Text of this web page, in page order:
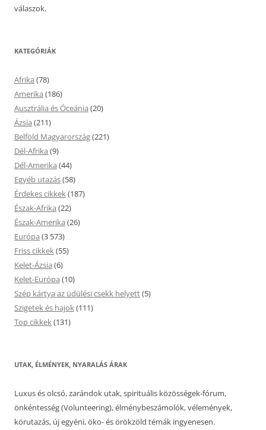
válaszok.
KATEGÓRIÁK
Afrika (78)
Amerika (186)
Ausztrália és Óceánia (20)
Ázsia (211)
Belföld Magyarország(221)
Dél-Afrika (9)
Dél-Amerika (44)
Egyéb utazás(58)
Érdekes cikkek(187)
Észak-Afrika (22)
Észak-Amerika (26)
Európa (3 573)
Friss cikkek(55)
Kelet-Ázsia (6)
Kelet-Európa (10)
Szép kártya az üdülési csekk helyett(5)
Szigetek és hajok(111)
Top cikkek(131)
UTAK, ÉLMÉNYEK, NYARALÁS ÁRAK
Luxus és olcsó, zarándok utak, spirituális közösségek-fórum,
önkéntesség (Volunteering), élménybeszámolók, vélemények,
körutazás, új egyéni, öko- és örökzöld témák ingyenesen.